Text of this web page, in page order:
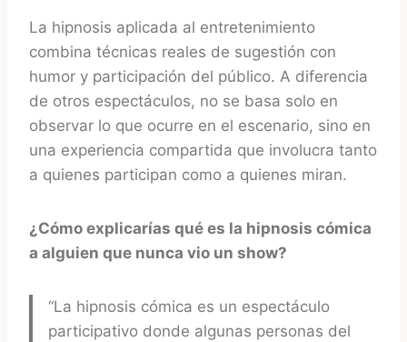
La hipnosis aplicada al entretenimiento
combina técnicas reales de sugestión con
humor y participación del público. A diferencia
de otros espectáculos, no se basa solo en
observar lo que ocurre en el escenario, sino en
una experiencia compartida que involucra tanto
a quienes participan como a quienes miran.
¿Cómo explicarías qué es la hipnosis cómica
a alguien que nunca vio un show?
“La hipnosis cómica es un espectáculo
participativo donde algunas personas del